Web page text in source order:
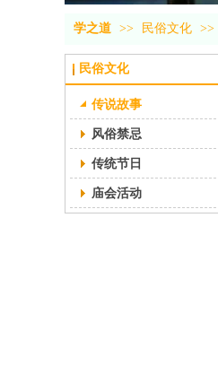
学之道 >> 民俗文化 >>
民俗文化
传说故事
风俗禁忌
传统节日
庙会活动